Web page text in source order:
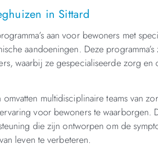
in Sittard
aan voor bewoners met
aandoeningen. Deze
waarbij ze gespecialiseerde zorg
multidisciplinaire teams van
voor bewoners te waarborgen.
die zijn ontworpen om de
leven te verbeteren.